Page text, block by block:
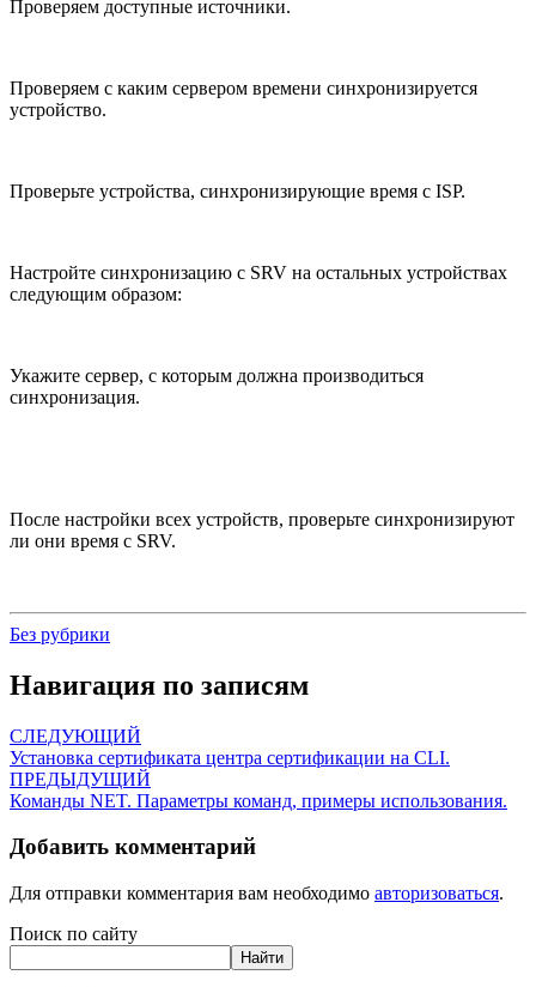
Проверяем доступные источники.
Проверяем с каким сервером времени синхронизируется
устройство.
Проверьте устройства, синхронизирующие время с ISP.
Настройте синхронизацию с SRV на остальных устройствах
следующим образом:
Укажите сервер, с которым должна производиться
синхронизация.
После настройки всех устройств, проверьте синхронизируют
ли они время с SRV.
Без рубрики
Навигация по записям
СЛЕДУЮЩИЙ
Установка сертификата центра сертификации на CLI.
ПРЕДЫДУЩИЙ
Команды NET. Параметры команд, примеры использования.
Добавить комментарий
Для отправки комментария вам необходимо авторизоваться.
Поиск по сайту
Найти